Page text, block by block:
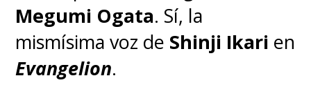
Megumi Ogata. Sí, la
mismísima voz de Shinji Ikari en
Evangelion.